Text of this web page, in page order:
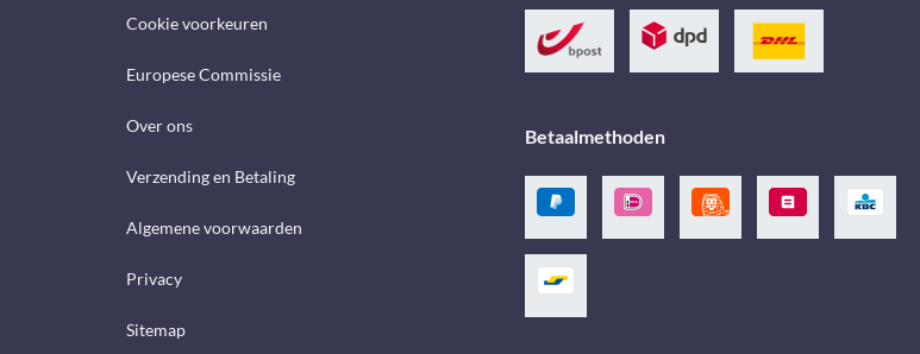
Cookie voorkeuren
Europese Commissie
Over ons
Verzending en Betaling
Algemene voorwaarden
Privacy
Sitemap
Betaalmethoden